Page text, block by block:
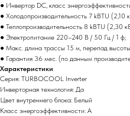
● Инвертор DC, класс
● Холодопроизводительность 7 kBTU
● Теплопроизводительность 8 kBTU (2,30
● Электропитание 220–240 В / 50 Гц / 1 ф;
● Макс. длина трассы 15 м, перепад
● Гарантия 36 мес. (по данным
Характеристики
Серия: TURBOCOOL Inverter
Инверторная технология: Да
Цвет внутреннего блока: Белый
Класс энергоэффективности: A